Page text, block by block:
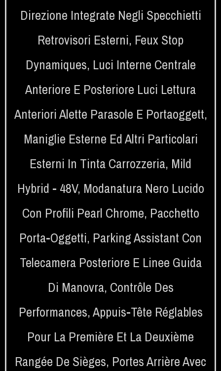
Direzione Integrate Negli Specchietti
Retrovisori Esterni, Feux Stop
Dynamiques, Luci Interne Centrale
Anteriore E Posteriore Luci Lettura
Anteriori Alette Parasole E Portaoggett,
Maniglie Esterne Ed Altri Particolari
Esterni In Tinta Carrozzeria, Mild
Hybrid - 48V, Modanatura Nero Lucido
Con Profili Pearl Chrome, Pacchetto
Porta-Oggetti, Parking Assistant Con
Telecamera Posteriore E Linee Guida
Di Manovra, Contrôle Des
Performances,Appuis-Tête Réglables
Pour La Première Et La Deuxième
Rangée De Sièges, Portes Arrière Avec